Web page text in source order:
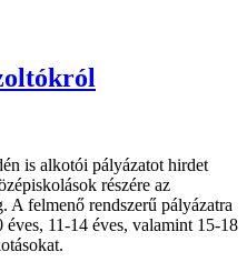
is alkotói pályázatot hirdet
részére az
A felmenő rendszerű pályázatra
11-14 éves, valamint 15-18